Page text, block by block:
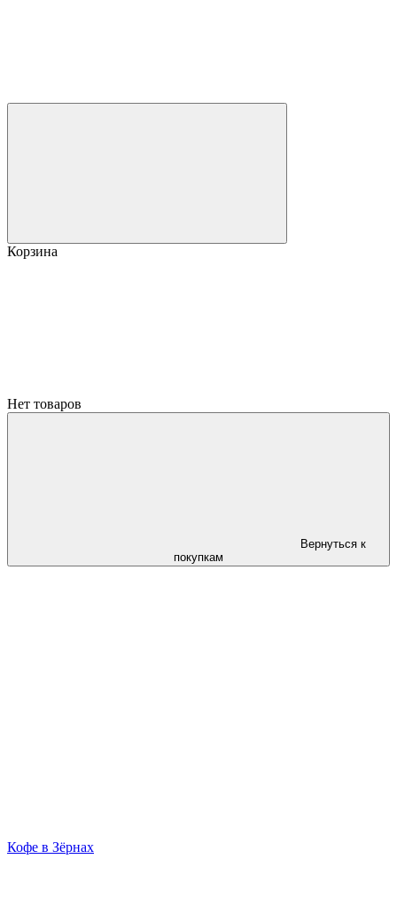
Корзина
Нет товаров
Вернуться к
покупкам
Кофе в Зёрнах